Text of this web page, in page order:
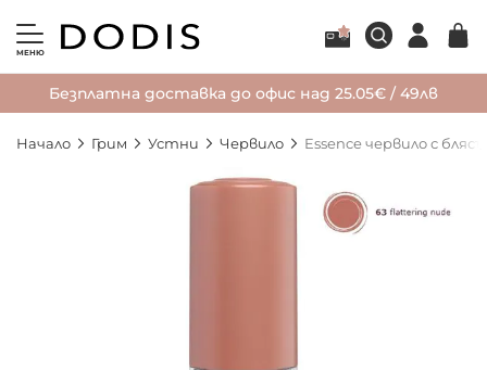
МЕНЮ
Безплатна доставка до офис над 25.05€ / 49лв
Начало Грим Устни Червило Essence червило с